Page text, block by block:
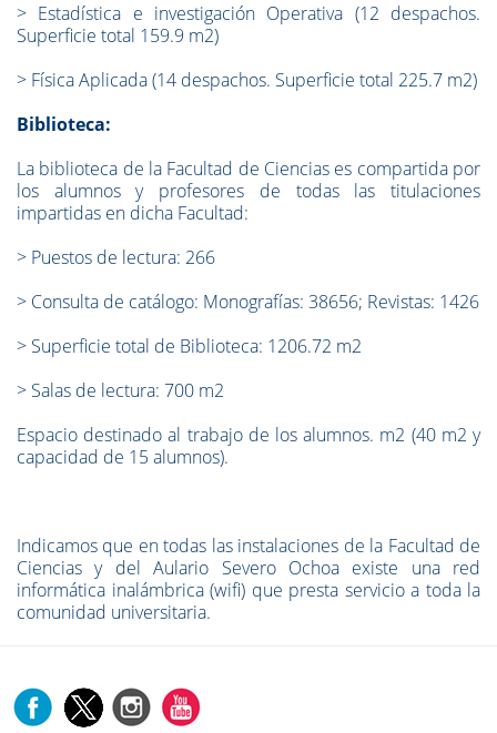
> Estadística e investigación Operativa (12 despachos.
Superficie total 159.9 m2)
> Física Aplicada (14 despachos. Superficie total 225.7 m2)
Biblioteca:
La biblioteca de la Facultad de Ciencias es compartida por
los alumnos y profesores de todas las titulaciones
impartidas en dicha Facultad:
> Puestos de lectura: 266
> Consulta de catálogo: Monografías: 38656; Revistas: 1426
> Superficie total de Biblioteca: 1206.72 m2
> Salas de lectura: 700 m2
Espacio destinado al trabajo de los alumnos. m2 (40 m2 y
capacidad de 15 alumnos).
Indicamos que en todas las instalaciones de la Facultad de
Ciencias y del Aulario Severo Ochoa existe una red
informática inalámbrica (wifi) que presta servicio a toda la
comunidad universitaria.